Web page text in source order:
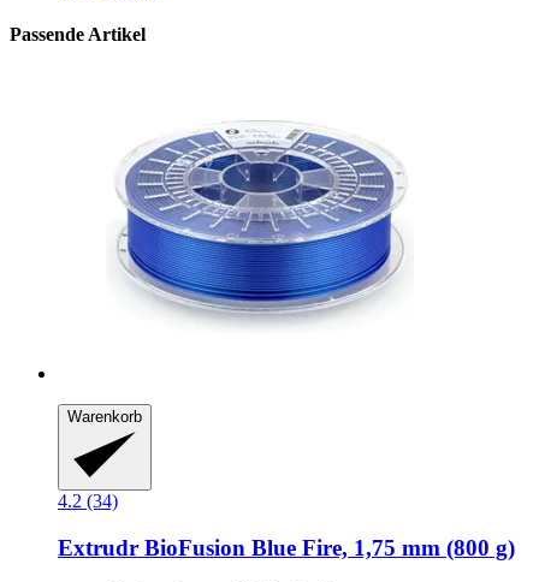
Passende Artikel
Warenkorb
4.2 (34)
Extrudr BioFusion Blue Fire, 1,75 mm (800 g)